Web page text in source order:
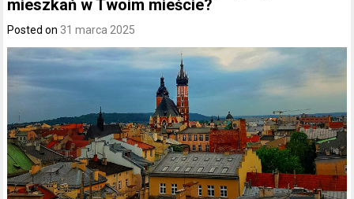
mieszkań w Twoim mieście?
Posted on 31 marca 2025